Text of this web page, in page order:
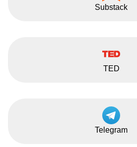
Substack
TED
Telegram